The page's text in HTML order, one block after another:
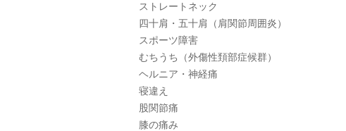
ストレートネック
四十肩・五十肩（肩関節周囲炎）
スポーツ障害
むちうち（外傷性頚部症候群）
ヘルニア・神経痛
寝違え
股関節痛
膝の痛み